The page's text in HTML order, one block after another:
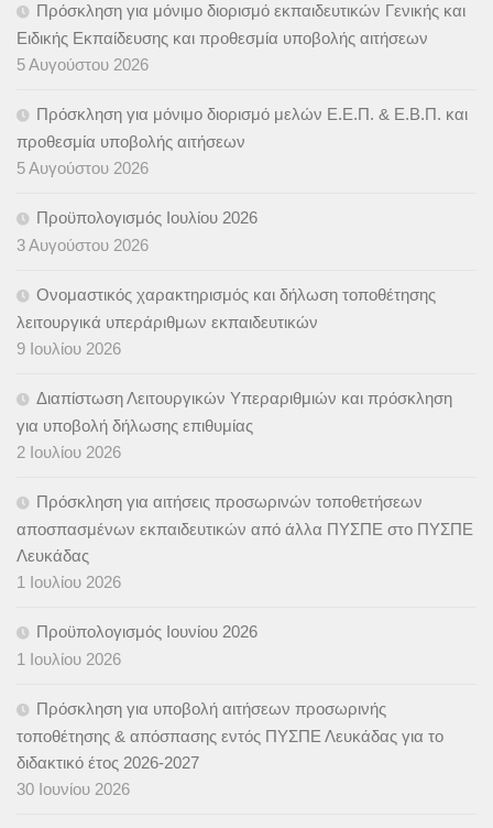
Πρόσκληση για μόνιμο διορισμό εκπαιδευτικών Γενικής και
Ειδικής Εκπαίδευσης και προθεσμία υποβολής αιτήσεων
5 Αυγούστου 2026
Πρόσκληση για μόνιμο διορισμό μελών Ε.Ε.Π. & Ε.Β.Π. και
προθεσμία υποβολής αιτήσεων
5 Αυγούστου 2026
Προϋπολογισμός Ιουλίου 2026
3 Αυγούστου 2026
Ονομαστικός χαρακτηρισμός και δήλωση τοποθέτησης
λειτουργικά υπεράριθμων εκπαιδευτικών
9 Ιουλίου 2026
Διαπίστωση Λειτουργικών Υπεραριθμιών και πρόσκληση
για υποβολή δήλωσης επιθυμίας
2 Ιουλίου 2026
Πρόσκληση για αιτήσεις προσωρινών τοποθετήσεων
αποσπασμένων εκπαιδευτικών από άλλα ΠΥΣΠΕ στο ΠΥΣΠΕ
Λευκάδας
1 Ιουλίου 2026
Προϋπολογισμός Ιουνίου 2026
1 Ιουλίου 2026
Πρόσκληση για υποβολή αιτήσεων προσωρινής
τοποθέτησης & απόσπασης εντός ΠΥΣΠΕ Λευκάδας για το
διδακτικό έτος 2026-2027
30 Ιουνίου 2026